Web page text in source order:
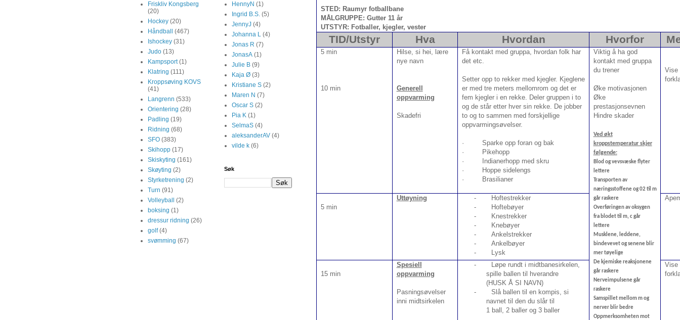
STED: Raumyr fotballbane
MÅLGRUPPE: Gutter 11 år
UTSTYR: Fotballer, kjegler, vester
TID/Utstyr Hva Hvordan Hvorfor
5 min
10 min
Hilse, si hei, lære
nye navn
Generell
oppvarming
Skadefri
Få kontakt med gruppa, hvordan folk har
det etc.
Setter opp to rekker med kjegler. Kjeglene
er med tre meters mellomrom og det er
fem kjegler i en rekke. Deler gruppen i to
og de står etter hver sin rekke. De jobber
to og to sammen med forskjellige
oppvarmingsøvelser.
· Sparke opp foran og bak
· Pikehopp
· Indianerhopp med skru
· Hoppe sidelengs
· Brasilianer
Viktig å ha god
kontakt med gruppa
du trener
Øke motivasjonen
Øke
prestasjonsevnen
Hindre skader
Ved økt
kroppstemperatur skjer
følgende:
Blod og vevsvæske flyter
lettere
Transporten av
næringsstoffene og 02 til m
går raskere
Overføringen av oksygen
fra blodet til m, c går
lettere
Musklene, leddene,
bindevevet og senene blir
mer tøyelige
De kjemiske reaksjonene
går raskere
Nerveimpulsene går
raskere
Samspillet mellom m og
nerver blir bedre
Oppmerksomheten mot
Vise
5 min
Uttøyning -
Hoftestrekker
-
Hoftebøyer
-
Knestrekker
-
Knebøyer
-
Ankelstrekker
-
Ankelbøyer
-
Lysk
15 min
Spesiell
oppvarming
Pasningsøvelser
inni midtsirkelen
-
Løpe rundt i midtbanesirkelen,
spille ballen til hverandre
(HUSK Å SI NAVN)
-
Slå ballen til en kompis, si
navnet til den du slår til
1 ball, 2 baller og 3 baller
Vise
Friskliv Kongsberg
(20)
Hockey (20)
Håndball
(467)
Ishockey (31)
Judo (13)
Kampsport (1)
Klatring (111)
Kroppsøving KOVS
(41)
Langrenn (533)
Orientering (28)
Padling (19)
Ridning (68)
SFO (383)
Skihopp (17)
Skiskyting (161)
Skøyting (2)
Styrketrening (2)
Turn (91)
Volleyball
(2)
boksing (1)
dressur ridning (26)
golf (4)
svømming (67)
HennyN (1)
Ingrid B.S. (5)
JennyJ (4)
Johanna L (4)
Jonas R (7)
JonasA (1)
Julie B (9)
Kaja Ø (3)
Kristiane S (2)
Maren N (7)
Oscar S (2)
Pia K (1)
SelmaS (4)
aleksanderAV (4)
vilde k (6)
Søk